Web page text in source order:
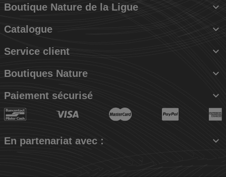
Boutique Nature de la Ligue 
Catalogue 
Service client 
Boutiques Nature 
Paiement sécurisé 
En partenariat avec : 